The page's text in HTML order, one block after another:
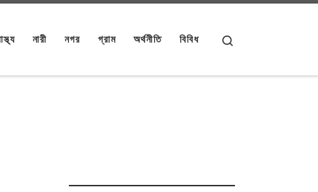
নারী নগর গ্রাম অর্থনীতি বিবিধ